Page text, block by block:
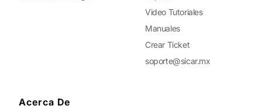
Video Tutoriales
Manuales
Crear Ticket
soporte@sicar.mx
Acerca De